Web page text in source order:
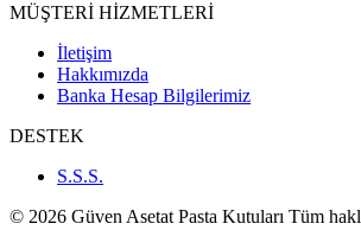
MÜŞTERİ HİZMETLERİ
İletişim
Hakkımızda
Banka Hesap Bilgilerimiz
DESTEK
S.S.S.
© 2026 Güven Asetat Pasta Kutuları Tüm